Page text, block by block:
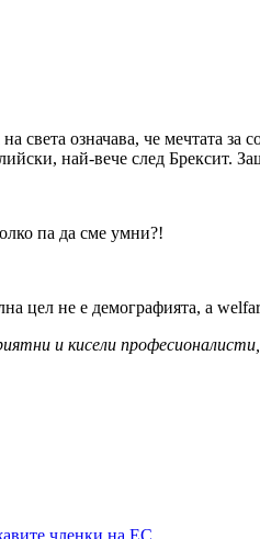
света означава, че мечтата
най-вече след
па да сме умни?!
цел не е демографията, а
и кисели
членки на ЕС